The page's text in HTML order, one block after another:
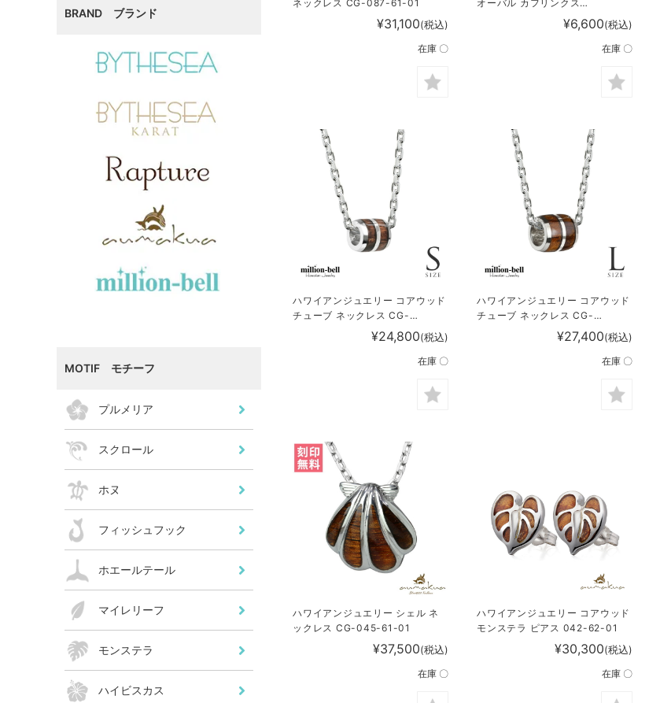
BRAND ブランド
MOTIF モチーフ
プルメリア
スクロール
ホヌ
フィッシュフック
ホエールテール
マイレリーフ
モンステラ
ハイビスカス
ネックレス CG-087-61-01
¥31,100(税込)
在庫 〇
オーバル カフリンクス
¥6,600(税込)
在庫 〇
ハワイアンジュエリー コアウッド
チューブ ネックレス CG-
¥24,800(税込)
在庫 〇
ハワイアンジュエリー コアウッド
チューブ ネックレス CG-
¥27,400(税込)
在庫 〇
ハワイアンジュエリー シェル ネ
ックレス CG-045-61-01
¥37,500(税込)
在庫 〇
ハワイアンジュエリー コアウッド
モンステラ ピアス 042-62-01
¥30,300(税込)
在庫 〇